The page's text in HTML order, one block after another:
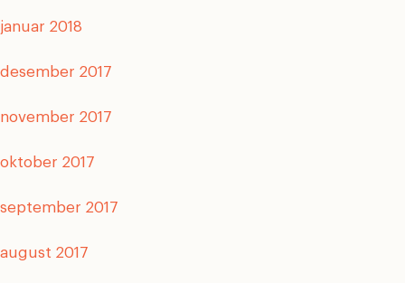
januar 2018
desember 2017
november 2017
oktober 2017
september 2017
august 2017